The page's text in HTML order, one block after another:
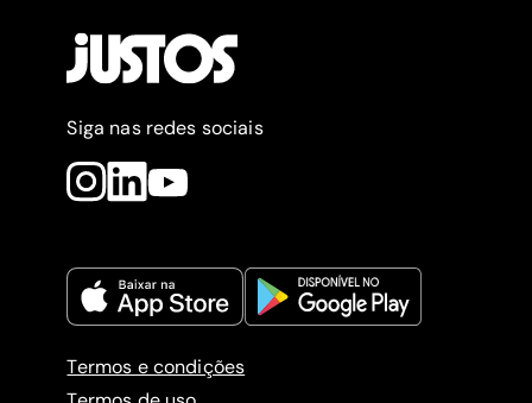
Siga nas redes sociais
Termos e condições